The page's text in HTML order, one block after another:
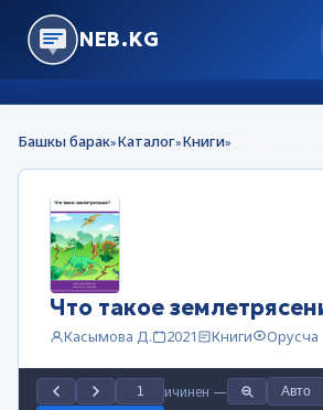
NEB.KG
Башкы барак»Каталог»Книги»
Что такое
Касымова Д. 2021 Книги Орусча
ичинен —